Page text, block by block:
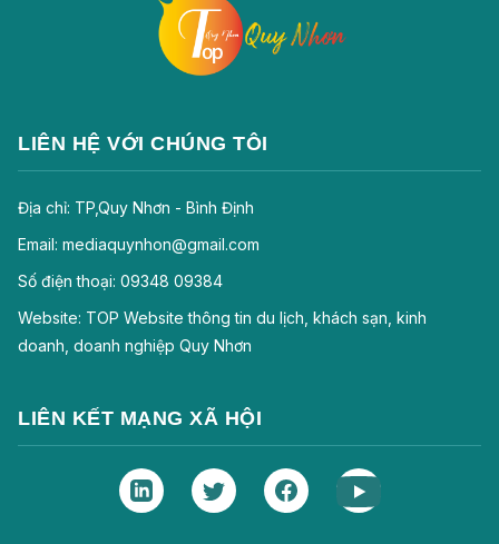
LIÊN HỆ VỚI CHÚNG TÔI
Địa chỉ: TP,Quy Nhơn - Bình Định
Email: mediaquynhon@gmail.com
Số điện thoại: 09348 09384
Website: TOP Website thông tin du lịch, khách sạn, kinh
doanh, doanh nghiệp Quy Nhơn
LIÊN KẾT MẠNG XÃ HỘI